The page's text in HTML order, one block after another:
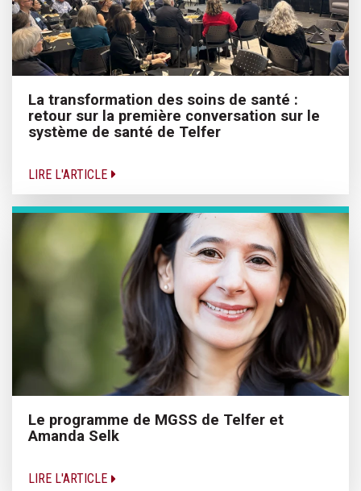
La transformation des soins de santé :
retour sur la première conversation sur le
système de santé de Telfer
LIRE L'ARTICLE
Le programme de MGSS de Telfer et
Amanda Selk
LIRE L'ARTICLE